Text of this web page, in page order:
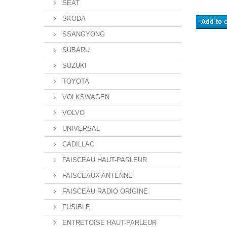
SEAT
SKODA
SSANGYONG
SUBARU
SUZUKI
TOYOTA
VOLKSWAGEN
VOLVO
UNIVERSAL
CADILLAC
FAISCEAU HAUT-PARLEUR
FAISCEAUX ANTENNE
FAISCEAU RADIO ORIGINE
FUSIBLE
ENTRETOISE HAUT-PARLEUR
Add to